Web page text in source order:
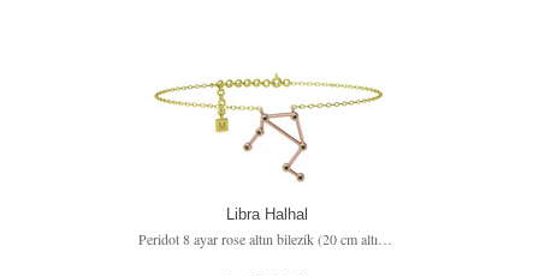
Libra Halhal